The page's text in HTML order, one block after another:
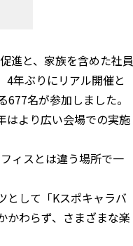
進と、家族を含めた社員
4年ぶりにリアル開催と
名が参加しました。
はより広い会場での実施
ィスとは違う場所で一
として「Kスポキャラバ
かわらず、さまざまな楽